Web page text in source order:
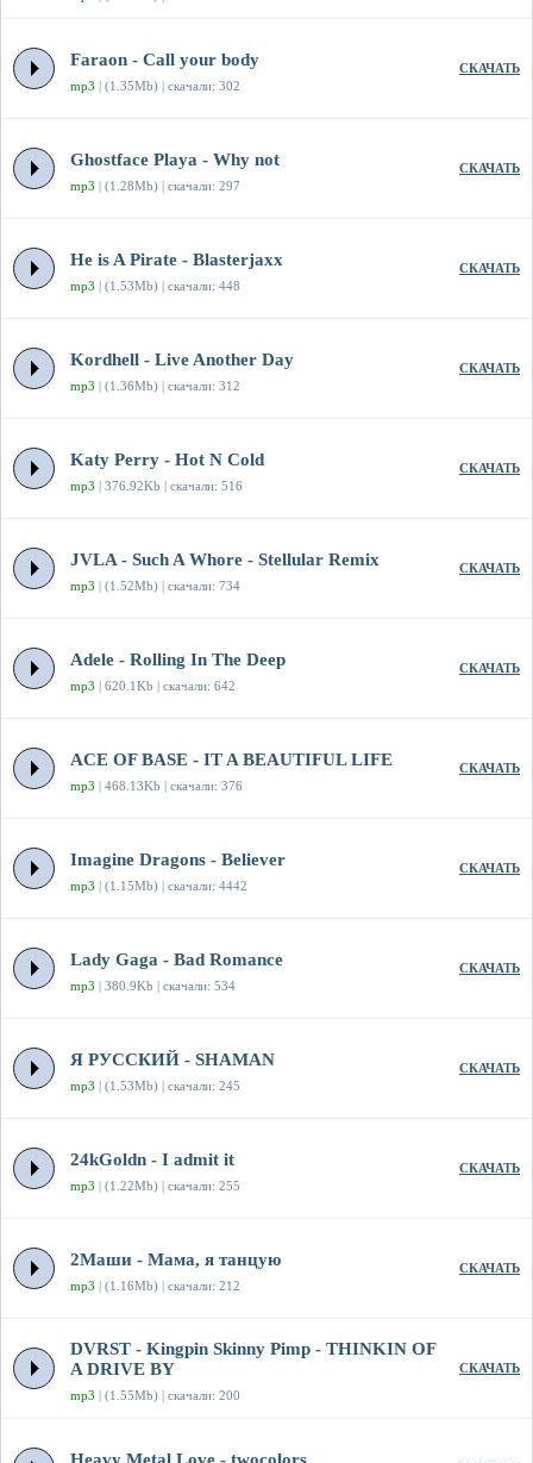
Faraon - Call your body
mp3 | (1.35Mb) | скачали: 302
СКАЧАТЬ
Ghostface Playa - Why not
mp3 | (1.28Mb) | скачали: 297
СКАЧАТЬ
He is A Pirate - Blasterjaxx
mp3 | (1.53Mb) | скачали: 448
СКАЧАТЬ
Kordhell - Live Another Day
mp3 | (1.36Mb) | скачали: 312
СКАЧАТЬ
Katy Perry - Hot N Cold
mp3 | 376.92Kb | скачали: 516
СКАЧАТЬ
JVLA - Such A Whore - Stellular Remix
mp3 | (1.52Mb) | скачали: 734
СКАЧАТЬ
Adele - Rolling In The Deep
mp3 | 620.1Kb | скачали: 642
СКАЧАТЬ
ACE OF BASE - IT A BEAUTIFUL LIFE
mp3 | 468.13Kb | скачали: 376
СКАЧАТЬ
Imagine Dragons - Believer
mp3 | (1.15Mb) | скачали: 4442
СКАЧАТЬ
Lady Gaga - Bad Romance
mp3 | 380.9Kb | скачали: 534
СКАЧАТЬ
Я РУССКИЙ - SHAMAN
mp3 | (1.53Mb) | скачали: 245
СКАЧАТЬ
24kGoldn - I admit it
mp3 | (1.22Mb) | скачали: 255
СКАЧАТЬ
2Маши - Мама, я танцую
mp3 | (1.16Mb) | скачали: 212
СКАЧАТЬ
DVRST - Kingpin Skinny Pimp - THINKIN OF
A DRIVE BY
mp3 | (1.55Mb) | скачали: 200
СКАЧАТЬ